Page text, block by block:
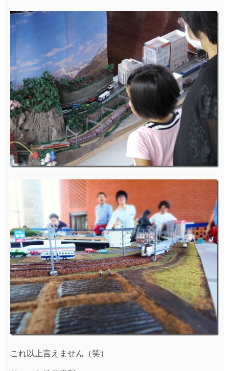
これ以上言えません（笑）